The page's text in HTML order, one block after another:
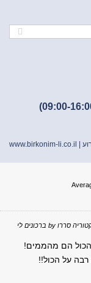
|
www.birkonim-li.co.il
by סררו ברכונים לי
הכול הם מהממים!
על הכול!!